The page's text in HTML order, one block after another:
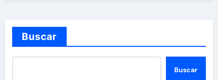
Buscar
Buscar